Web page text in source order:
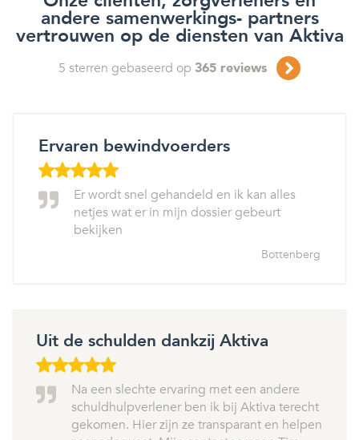
andere samenwerkings- partners
vertrouwen op de diensten van Aktiva
5 sterren gebaseerd op 365 reviews
Ervaren bewindvoerders
Er wordt snel gehandeld en ik kan alles
netjes wat er in mijn dossier gebeurt
bekijken
Bottenberg
Uit de schulden dankzij Aktiva
Na een slechte ervaring met een andere
schuldhulpverlener ben ik bij Aktiva terecht
gekomen. Hier zijn ze transparant en helpen